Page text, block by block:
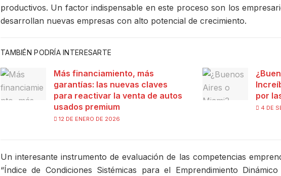
productivos. Un factor indispensable en este proceso son los
desarrollan nuevas empresas con alto potencial de crecimiento.
TAMBIÉN PODRÍA INTERESARTE
Más financiamiento, más
garantías: las nuevas claves
para reactivar la venta de autos
usados premium
12 DE ENERO DE 2026
por
4 DE
Un interesante instrumento de evaluación de las competencias
“Índice de Condiciones Sistémicas para el Emprendimiento